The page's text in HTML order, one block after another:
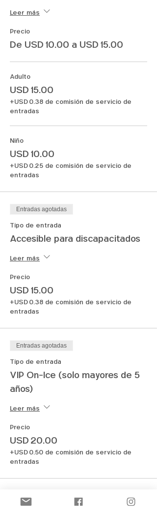
Leer más
Precio
De USD 10.00 a USD 15.00
Adulto
USD 15.00
+USD 0.38 de comisión de servicio de
entradas
Niño
USD 10.00
+USD 0.25 de comisión de servicio de
entradas
Entradas agotadas
Tipo de entrada
Accesible para discapacitados
Leer más
Precio
USD 15.00
+USD 0.38 de comisión de servicio de
entradas
Entradas agotadas
Tipo de entrada
VIP On-Ice (solo mayores de 5
años)
Leer más
Precio
USD 20.00
+USD 0.50 de comisión de servicio de
entradas